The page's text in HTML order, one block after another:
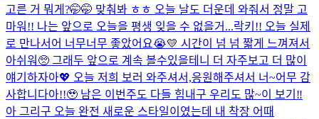
고른 거 뭐게?🤭🤭 맞춰봐 ㅎㅎ 오늘 날도 더운데 와줘서 정말 고
마워!! 나는 앞으로 오늘을 평생 잊을 수 없을거...락키!! 오늘 실제
로 만나서어 너무너무 좋았어요😭💛 시간이 넘 넘 짧게 느껴져서
아쉬워🥺 그래두 앞으로 계속 볼수있을테니 더 자주보고 더 많이
얘기하자아💖 오늘 저희 보러 와주셔서,응원해주셔서 너~어무 감
사합니다아!!🥹 남은 이번주도 다들 힘내구 우리도 많~이 보기‼️
아 그리구 오늘 완전 새로운 스타일이였는데 내 착장 어때